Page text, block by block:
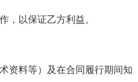
以保证乙方利益。
料等）及在合同履行期间知